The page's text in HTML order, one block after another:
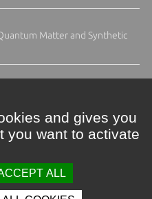
Matter and Synthetic
and gives you
you want to activate
ALL